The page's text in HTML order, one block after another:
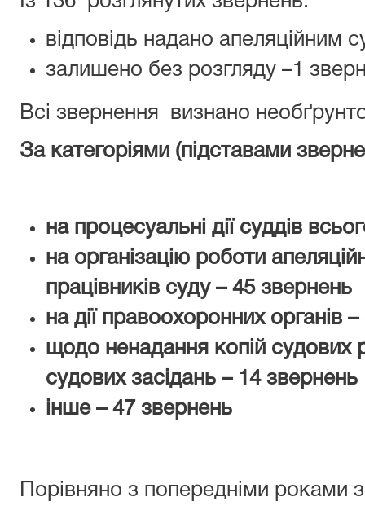
відповідь надано апеляційним
залишено без розгляду –1
Всі звернення визнано
За категоріями (підставами
на процесуальні дії суддів
на організацію роботи
працівників суду – 45 звернень
на дії правоохоронних органів
щодо ненадання копій судових
судових засідань – 14 звернень
інше – 47 звернень
Порівняно з попередніми роками